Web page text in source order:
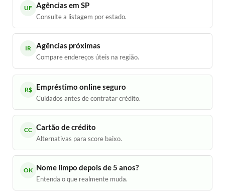
UF Agências em SP
Consulte a listagem por estado.
IR Agências próximas
Compare endereços úteis na região.
R$ Empréstimo online seguro
Cuidados antes de contratar crédito.
CC Cartão de crédito
Alternativas para score baixo.
OK Nome limpo depois de 5 anos?
Entenda o que realmente muda.